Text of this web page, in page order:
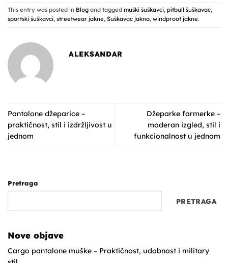
This entry was posted in Blog and tagged muški šuškavci, pitbull šuškavac,
sportski šuškavci, streetwear jakne, Šuškavac jakna, windproof jakne.
ALEKSANDAR
Pantalone džeparice –
praktičnost, stil i izdržljivost u
jednom
Džeparke farmerke –
moderan izgled, stil i
funkcionalnost u jednom
Pretraga
PRETRAGA
Nove objave
Cargo pantalone muške – Praktičnost, udobnost i military